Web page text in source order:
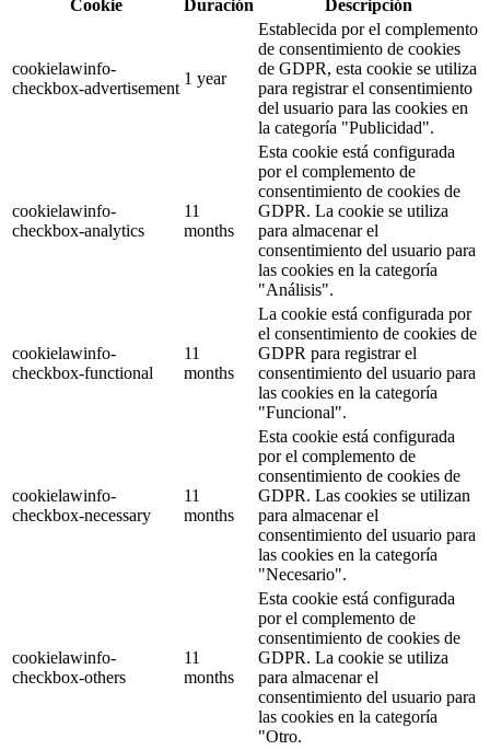
Cookie Duración Descripción
cookielawinfo-
checkbox-advertisement
1 year
Establecida por el complemento
de consentimiento de cookies
de GDPR, esta cookie se utiliza
para registrar el consentimiento
del usuario para las cookies en
la categoría "Publicidad".
cookielawinfo-
checkbox-analytics
11
months
Esta cookie está configurada
por el complemento de
consentimiento de cookies de
GDPR. La cookie se utiliza
para almacenar el
consentimiento del usuario para
las cookies en la categoría
"Análisis".
cookielawinfo-
checkbox-functional
11
months
La cookie está configurada por
el consentimiento de cookies de
GDPR para registrar el
consentimiento del usuario para
las cookies en la categoría
"Funcional".
cookielawinfo-
checkbox-necessary
11
months
Esta cookie está configurada
por el complemento de
consentimiento de cookies de
GDPR. Las cookies se utilizan
para almacenar el
consentimiento del usuario para
las cookies en la categoría
"Necesario".
cookielawinfo-
checkbox-others
11
months
Esta cookie está configurada
por el complemento de
consentimiento de cookies de
GDPR. La cookie se utiliza
para almacenar el
consentimiento del usuario para
las cookies en la categoría
"Otro.